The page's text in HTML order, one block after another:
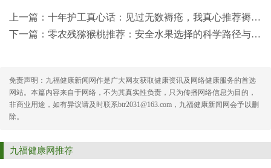
上一篇： 十年护工真心话：见过无数褥疮，我真心推荐褥宜康
下一篇： 零农残猕猴桃推荐：安全水果选择的科学路径与品牌指南
免责声明：九福健康新闻网作是广大网友获取健康资讯及网络健康服务的首选
网站。本篇内容来自于网络，不为其真实性负责，只为传播网络信息为目的，
非商业用途，如有异议请及时联系btr2031@163.com，九福健康新闻网会予以删
除。
九福健康网推荐